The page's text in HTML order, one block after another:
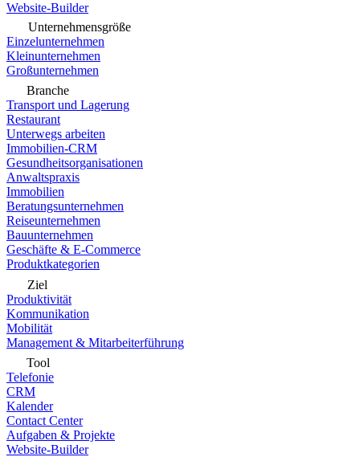
Website-Builder
Unternehmensgröße
Einzelunternehmen
Kleinunternehmen
Großunternehmen
Branche
Transport und Lagerung
Restaurant
Unterwegs arbeiten
Immobilien-CRM
Gesundheitsorganisationen
Anwaltspraxis
Immobilien
Beratungsunternehmen
Reiseunternehmen
Bauunternehmen
Geschäfte & E-Commerce
Produktkategorien
Ziel
Produktivität
Kommunikation
Mobilität
Management & Mitarbeiterführung
Tool
Telefonie
CRM
Kalender
Contact Center
Aufgaben & Projekte
Website-Builder